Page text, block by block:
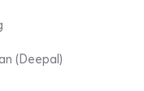
(Deepal)